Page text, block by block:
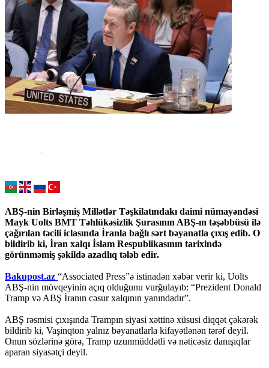
ABŞ-nin Birləşmiş Millətlər Təşkilatındakı daimi nümayəndəsi
Mayk Uolts BMT Təhlükəsizlik Şurasının ABŞ-ın təşəbbüsü ilə
çağırılan təcili iclasında İranla bağlı sərt bəyanatla çıxış edib. O
bildirib ki, İran xalqı İslam Respublikasının tarixində
görünməmiş şəkildə azadlıq tələb edir.
Bakupost.az “Associated Press”ə istinadən xəbər verir ki, Uolts
ABŞ-nin mövqeyinin açıq olduğunu vurğulayıb: “Prezident Donald
Tramp və ABŞ İranın cəsur xalqının yanındadır”.
ABŞ rəsmisi çıxışında Trampın siyasi xəttinə xüsusi diqqət çəkərək
bildirib ki, Vaşinqton yalnız bəyanatlarla kifayətlənən tərəf deyil.
Onun sözlərinə görə, Tramp uzunmüddətli və nəticəsiz danışıqlar
aparan siyasətçi deyil.